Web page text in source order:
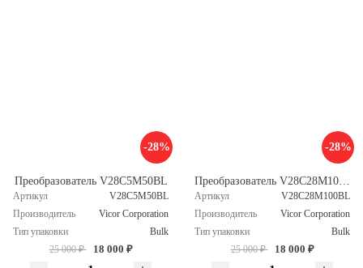
-28%
Преобразователь V28C5M50BL
Артикул
V28C5M50BL
Производитель
Vicor Corporation
Тип упаковки
Bulk
25 000 ₽
18 000 ₽
-28%
Артикул
V28C28M100BL
Производитель
Vicor Corporation
Тип упаковки
Bulk
25 000 ₽
18 000 ₽